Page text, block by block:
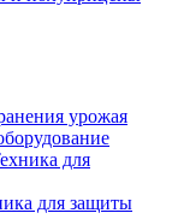
урожая
для
для защиты